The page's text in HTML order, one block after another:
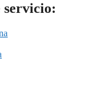
servicio: